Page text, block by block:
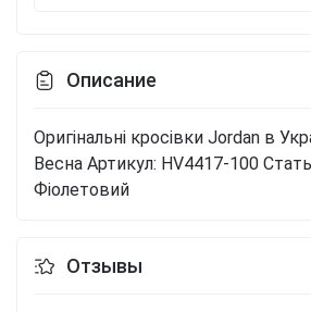
Описание
Оригінальні кросівки Jordan в
Весна Артикул: HV4417-100
Фіолетовий
Отзывы